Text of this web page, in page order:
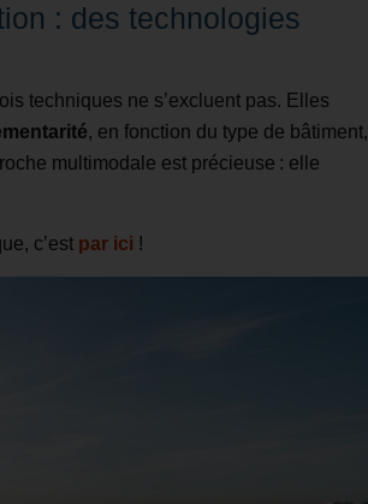
: des technologies
techniques ne s’excluent pas. Elles
, en fonction du type de bâtiment,
multimodale est précieuse : elle
c’est par ici !